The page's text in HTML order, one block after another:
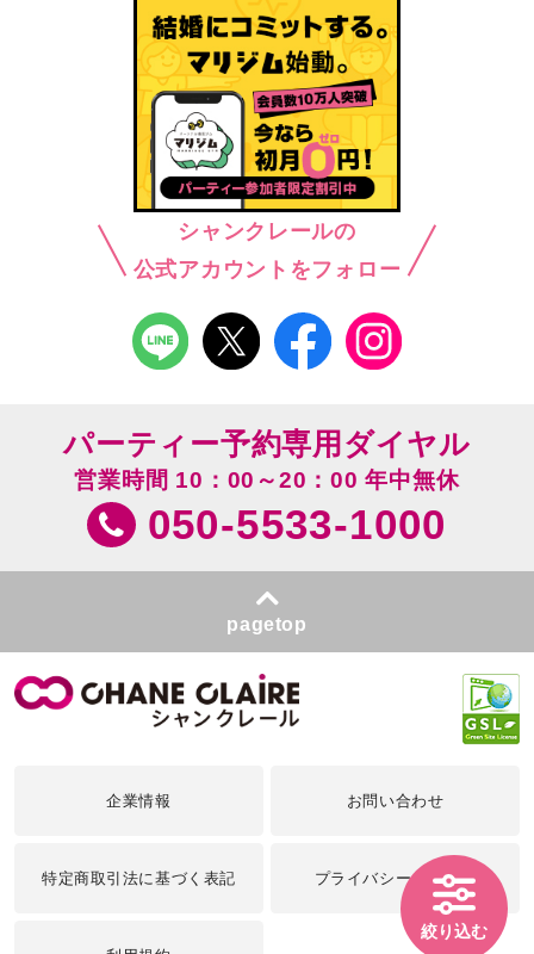
シャンクレールの
公式アカウントをフォロー
絞り込む
パーティー予約専用ダイヤル
営業時間 10：00～20：00 年中無休
050-5533-1000
pagetop
企業情報 お問い合わせ
特定商取引法に基づく表記 プライバシーポリシー